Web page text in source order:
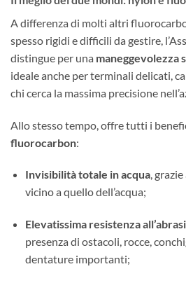
A differenza di molti altri
spesso rigidi e difficili da gestire,
distingue per una maneggevolezza
ideale anche per terminali delicati,
chi cerca la massima precisione
Allo stesso tempo, offre tutti i
fluorocarbon:
Invisibilità totale in acqua,
vicino a quello dell’acqua;
Elevatissima resistenza
presenza di ostacoli, rocce,
dentature importanti;